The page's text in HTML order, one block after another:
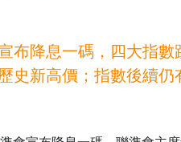
布降息一碼，四大指
史新高價；指數後續